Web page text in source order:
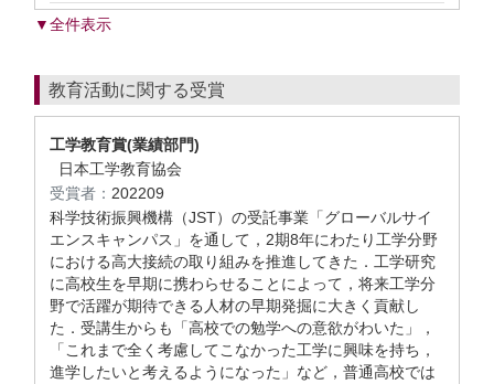
▼全件表示
教育活動に関する受賞
工学教育賞(業績部門)
日本工学教育協会
受賞者： 202209
科学技術振興機構（JST）の受託事業「グローバルサイ
エンスキャンパス」を通して，2期8年にわたり工学分野
における高大接続の取り組みを推進してきた．工学研究
に高校生を早期に携わらせることによって，将来工学分
野で活躍が期待できる人材の早期発掘に大きく貢献し
た．受講生からも「高校での勉学への意欲がわいた」，
「これまで全く考慮してこなかった工学に興味を持ち，
進学したいと考えるようになった」など，普通高校では